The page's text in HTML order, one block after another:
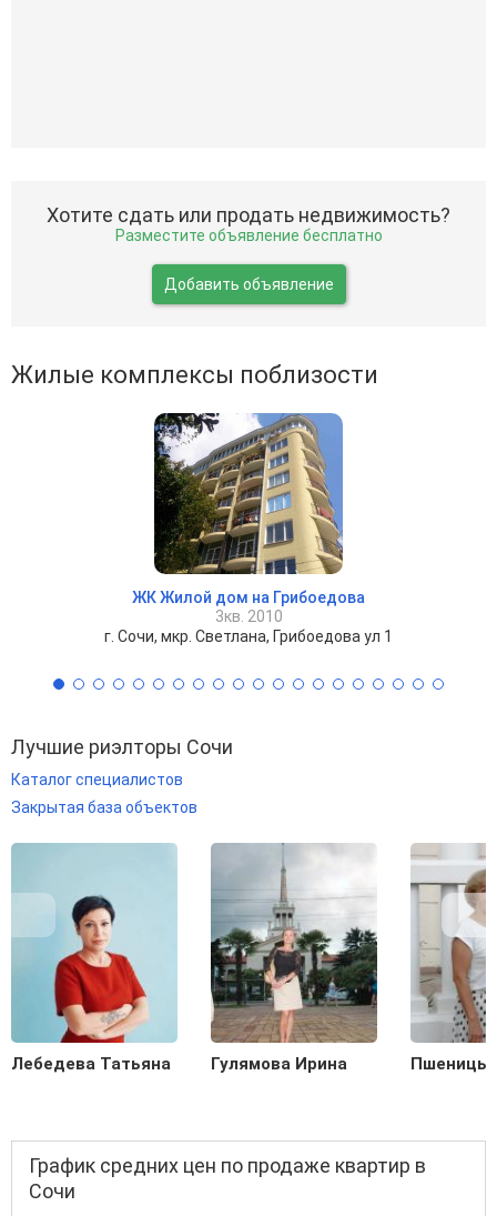
Хотите сдать или продать недвижимость?
Разместите объявление бесплатно
Добавить объявление
Жилые комплексы поблизости
ЖК Жилой дом на Грибоедова
3кв. 2010
г. Сочи, мкр. Светлана, Грибоедова ул 1
Лучшие риэлторы Сочи
Каталог специалистов
Закрытая база объектов
Лебедева Татьяна Гулямова Ирина
График средних цен по продаже квартир в
Сочи